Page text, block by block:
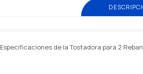
Especificaciones de la Tostadora para 2